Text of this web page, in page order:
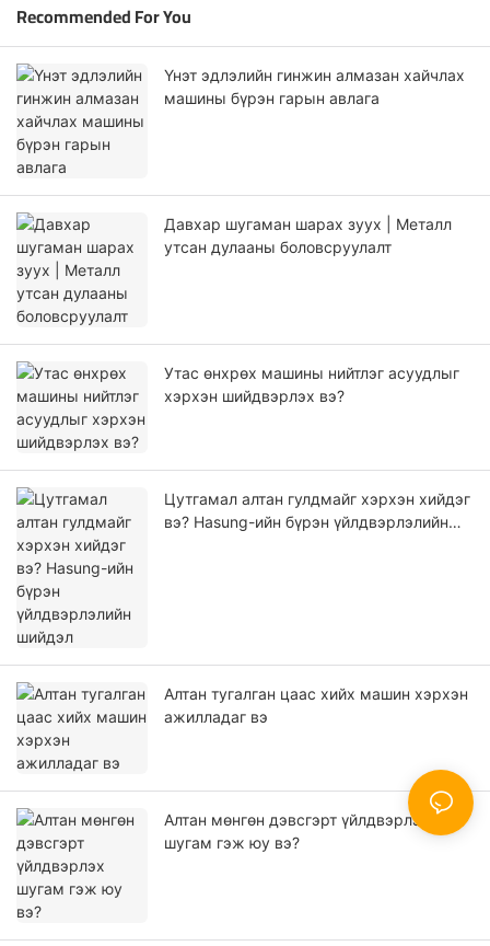
Recommended For You
Үнэт эдлэлийн гинжин алмазан хайчлах
машины бүрэн гарын авлага
Давхар шугаман шарах зуух | Металл
утсан дулааны боловсруулалт
Утас өнхрөх машины нийтлэг асуудлыг
хэрхэн шийдвэрлэх вэ?
Цутгамал алтан гулдмайг хэрхэн хийдэг
вэ? Hasung-ийн бүрэн үйлдвэрлэлийн
Алтан тугалган цаас хийх машин хэрхэн
ажилладаг вэ
Алтан мөнгөн дэвсгэрт үйлдвэрлэх
шугам гэж юу вэ?